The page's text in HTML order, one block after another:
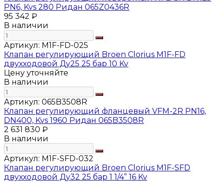
PN6, Kvs 280 Ридан 065Z0436R
95 342 ₽
В наличии
Артикул: M1F-FD-025
Клапан регулирующий Broen Clorius M1F-FD
двухходовой Ду25 25 бар 10 Kv
Цену уточняйте
В наличии
Артикул: 065B3508R
Клапан регулирующий фланцевый VFM-2R PN16,
DN400, Kvs 1960 Ридан 065B3508R
2 631 830 ₽
В наличии
Артикул: M1F-SFD-032
Клапан регулирующий Broen Clorius M1F-SFD
двухходовой Ду32 25 бар 1 1/4” 16 Kv